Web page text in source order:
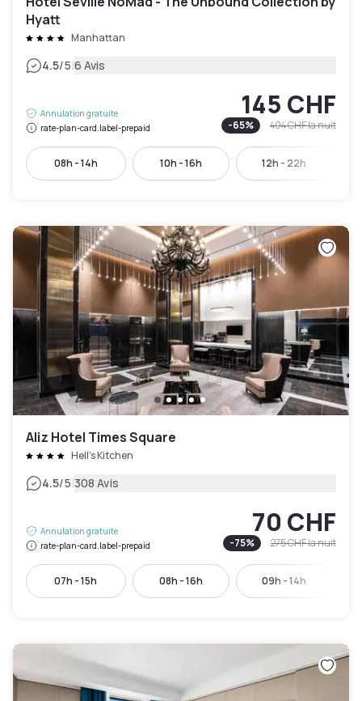
Hyatt
Manhattan
4.5/5|6 Avis
Annulation gratuite
rate-plan-card.label-prepaid
145 CHF
-65% 404 CHFla nuit
08h - 14h 10h - 16h 12h - 22h
Aliz Hotel Times Square
Hell's Kitchen
4.5/5|308 Avis
Annulation gratuite
rate-plan-card.label-prepaid
70 CHF
-75% 275 CHFla nuit
07h - 15h 08h - 16h 09h - 14h